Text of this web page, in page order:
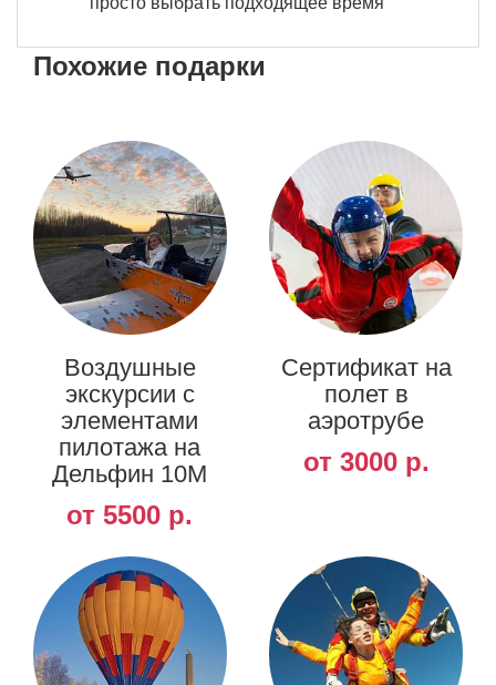
Похожие подарки
Воздушные
экскурсии с
элементами
пилотажа на
Дельфин 10М
от 5500 р.
Сертификат на
полет в
аэротрубе
от 3000 р.